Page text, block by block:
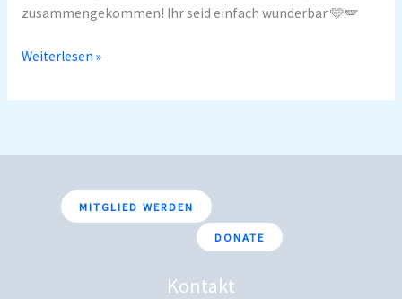
zusammengekommen! Ihr seid einfach wunderbar 🩵🪽
Weiterlesen »
MITGLIED WERDEN
DONATE
Kontakt